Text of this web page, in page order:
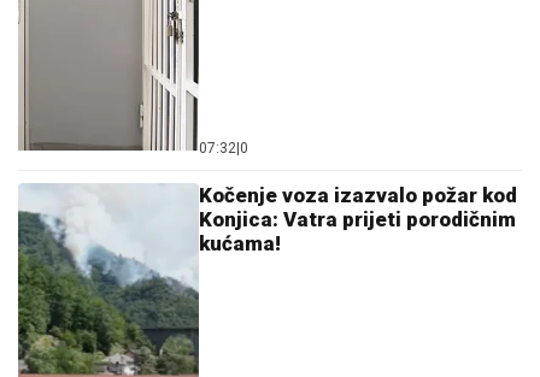
07:32 0
Kočenje voza izazvalo požar kod
Konjica: Vatra prijeti porodičnim
kućama!